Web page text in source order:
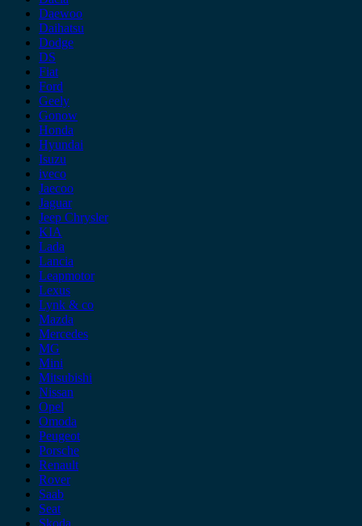
Daewoo
Daihatsu
Dodge
DS
Fiat
Ford
Geely
Gonow
Honda
Hyundai
Isuzu
iveco
Jaecoo
Jaguar
Jeep Chrysler
KIA
Lada
Lancia
Leapmotor
Lexus
Lynk & co
Mazda
Mercedes
MG
Mini
Mitsubishi
Nissan
Opel
Omoda
Peugeot
Porsche
Renault
Rover
Saab
Seat
Skoda